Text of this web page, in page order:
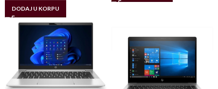
DODAJ U KORPU